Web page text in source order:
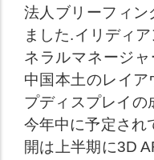
法人ブリーフィ
ました.イリディ
ネラルマネージャ
中国本土のレイア
プディスプレイの
今年中に予定され
開は上半期に3D